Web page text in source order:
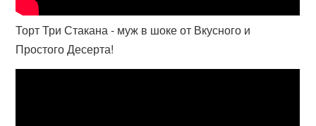
Торт Три Стакана - муж в шоке от Вкусного и
Простого Десерта!